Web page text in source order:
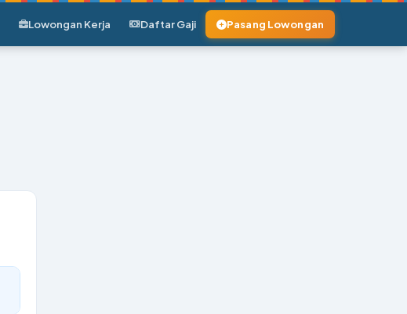
Lowongan Kerja Daftar Gaji Pasang Lowongan